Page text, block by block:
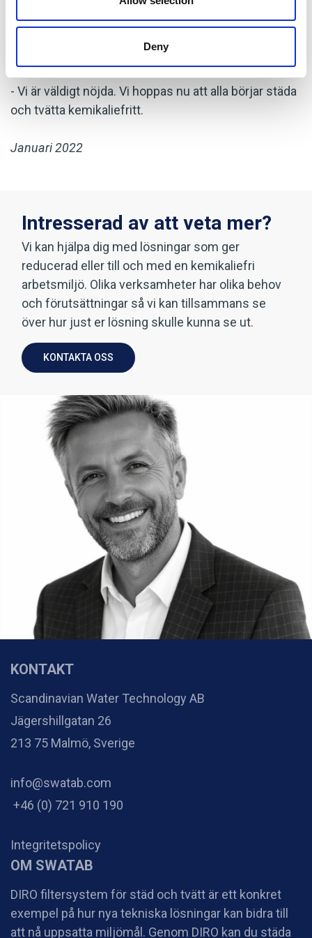
Deny
kommuner och organisationer har nu besökt och
planerar att besöka Laxå Kommun i studiesyfte för
att själva inspireras till att införa en hållbar lokalvård,
- Vi är väldigt nöjda. Vi hoppas nu att alla börjar städa
och tvätta kemikaliefritt.
Januari 2022
Intresserad av att veta mer?
Vi kan hjälpa dig med lösningar som ger
reducerad eller till och med en kemikaliefri
arbetsmiljö. Olika verksamheter har olika behov
och förutsättningar så vi kan tillsammans se
över hur just er lösning skulle kunna se ut.
KONTAKTA OSS
KONTAKT
Scandinavian Water Technology AB
Jägershillgatan 26
213 75 Malmö, Sverige
info@swatab.com
+46 (0) 721 910 190
Integritetspolicy
OM SWATAB
DIRO filtersystem för städ och tvätt är ett konkret
exempel på hur nya tekniska lösningar kan bidra till
att nå uppsatta miljömål. Genom DIRO kan du städa